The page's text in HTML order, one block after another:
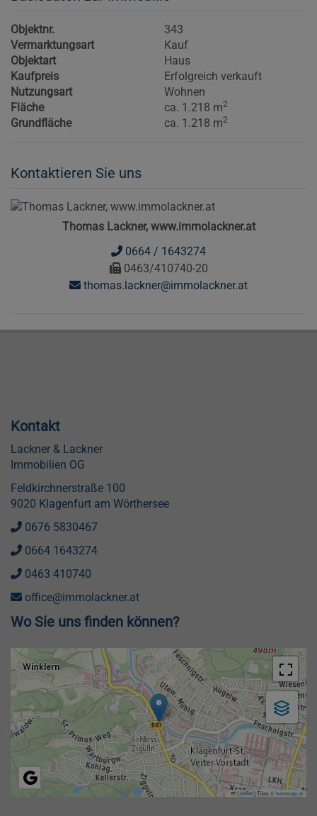
Objektnr.
343
Vermarktungsart
Kauf
Objektart
Haus
Kaufpreis
Erfolgreich verkauft
Nutzungsart
Wohnen
Fläche
ca. 1.218 m2
Grundfläche ca. 1.218 m2
Kontaktieren Sie uns
Thomas Lackner, www.immolackner.at
0664 / 1643274
0463/410740-20
thomas.lackner@immolackner.at
Kontakt
Lackner & Lackner
Immobilien OG
Feldkirchnerstraße 100
9020 Klagenfurt am Wörthersee
0676 5830467
0664 1643274
0463 410740
office@immolackner.at
Wo Sie uns finden können?
Leaflet|Tiles ©basemap.at